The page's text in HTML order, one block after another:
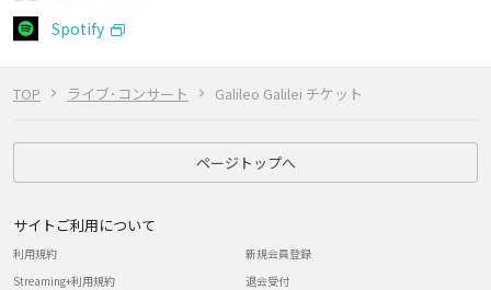
TOP ライブ･コンサート Galileo Galilei チケット
Spotify
ページトップへ
サイトご利用について
利用規約
Streaming+利用規約
新規会員登録
退会受付